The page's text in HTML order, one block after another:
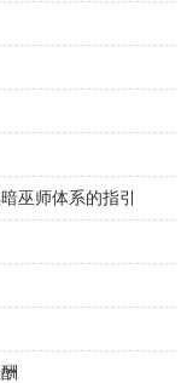
巫师体系的指引